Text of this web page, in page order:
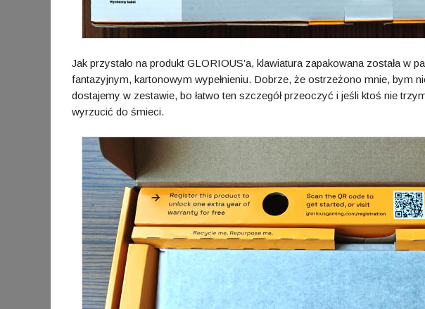
Jak przystało na produkt GLORIOUS’a, klawiatura zapakowana została w
fantazyjnym, kartonowym wypełnieniu. Dobrze, że ostrzeżono mnie, bym
dostajemy w zestawie, bo łatwo ten szczegół przeoczyć i jeśli ktoś nie
wyrzucić do śmieci.